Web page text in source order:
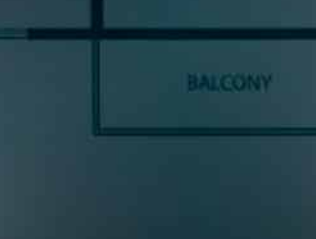
cocinas, o un profesional del sector, déjanos tus datos y
prometemos enviarte contenido de mucho valor.